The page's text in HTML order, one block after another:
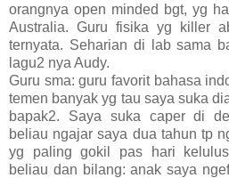
orangnya open minded bgt, yg
Australia. Guru fisika yg killer
ternyata. Seharian di lab sama
lagu2 nya Audy.
Guru sma: guru favorit bahasa
temen banyak yg tau saya suka
bapak2. Saya suka caper di
beliau ngajar saya dua tahun tp
yg paling gokil pas hari
beliau dan bilang: anak saya